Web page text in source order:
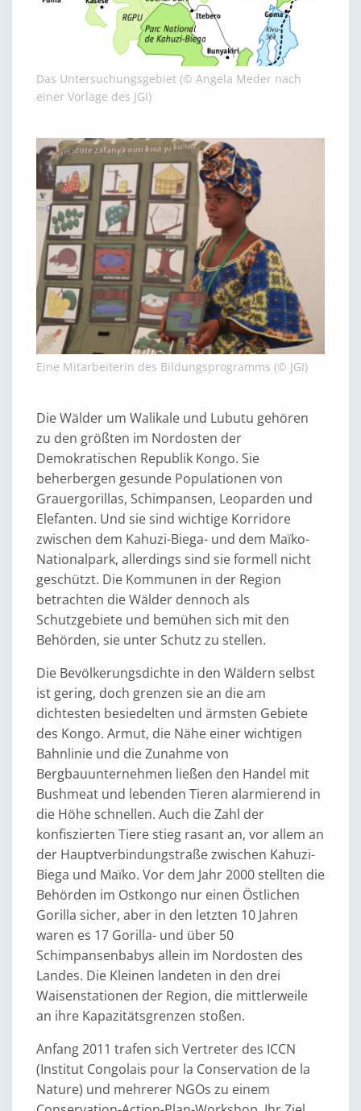
Das Untersuchungsgebiet (© Angela Meder nach
einer Vorlage des JGI)
Eine Mitarbeiterin des Bildungsprogramms (© JGI)
Die Wälder um Walikale und Lubutu gehören
zu den größten im Nordosten der
Demokratischen Republik Kongo. Sie
beherbergen gesunde Populationen von
Grauergorillas, Schimpansen, Leoparden und
Elefanten. Und sie sind wichtige Korridore
zwischen dem Kahuzi-Biega- und dem Maïko-
Nationalpark, allerdings sind sie formell nicht
geschützt. Die Kommunen in der Region
betrachten die Wälder dennoch als
Schutzgebiete und bemühen sich mit den
Behörden, sie unter Schutz zu stellen.
Die Bevölkerungsdichte in den Wäldern selbst
ist gering, doch grenzen sie an die am
dichtesten besiedelten und ärmsten Gebiete
des Kongo. Armut, die Nähe einer wichtigen
Bahnlinie und die Zunahme von
Bergbauunternehmen ließen den Handel mit
Bushmeat und lebenden Tieren alarmierend in
die Höhe schnellen. Auch die Zahl der
konfiszierten Tiere stieg rasant an, vor allem an
der Hauptverbindungstraße zwischen Kahuzi-
Biega und Maïko. Vor dem Jahr 2000 stellten die
Behörden im Ostkongo nur einen Östlichen
Gorilla sicher, aber in den letzten 10 Jahren
waren es 17 Gorilla- und über 50
Schimpansenbabys allein im Nordosten des
Landes. Die Kleinen landeten in den drei
Waisenstationen der Region, die mittlerweile
an ihre Kapazitätsgrenzen stoßen.
Anfang 2011 trafen sich Vertreter des ICCN
(Institut Congolais pour la Conservation de la
Nature) und mehrerer NGOs zu einem